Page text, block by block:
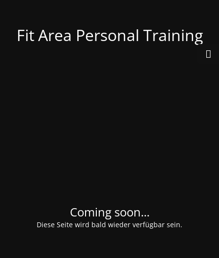
Fit Area Personal Training
Coming soon...
Diese Seite wird bald wieder verfügbar sein.